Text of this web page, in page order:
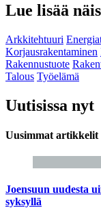
Lue lisää
Arkkitehtuuri
Korjausrakentaminen
Rakennustuote
Talous Työelämä
Uutisissa nyt
Uusimmat artikkelit
Joensuun uudesta
syksyllä